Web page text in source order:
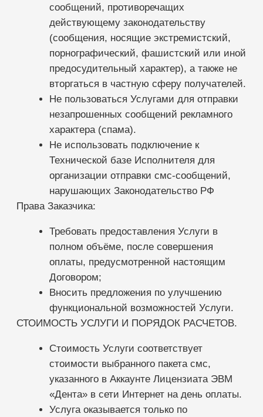
соответствии с условиями настоящего
договора не нарушает права третьих лиц,
нормы действующего законодательства,
включая законодательство о
персональных данных, не обременено
правами третьих лиц, не влечет у
Исполнителя обязательств по выплате
вознаграждения третьим лицам.
ОБСТОЯТЕЛЬСТВА НЕПРЕОДОЛИМОЙ СИЛЫ
Стороны освобождаются от
ответственности за частичное или полное
неисполнение своих обязательств по
настоящему Договору, если это
неисполнение явилось следствием
непреодолимой силы понимаются в
соответствии с п. 3 ст. 401 ГК РФ.
Сторона, ссылающаяся на
48 часов, информировать другую Сторону
о наступлении и прекращении подобных
возможность исполнить обязательство в
письменной форме. Такое основание
освобождения от ответственности имеет
силу с момента возникновения действия
непреодолимой силы.
Действие непреодолимой силы
срок, в течение которого имеет место
такое действие. Если подобное состояние
невыполнения любой Стороной
обязательств, вытекающих из Договора,
продлится более трех месяцев, то
Стороны заключают дополнительное
Соглашение о прекращении действия